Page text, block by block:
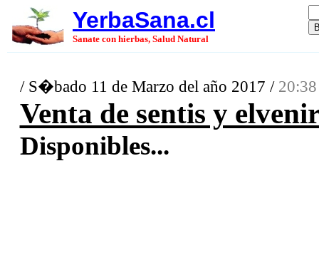
YerbaSana.cl
Sanate con hierbas, Salud Natural
/ S�bado 11 de Marzo del año 2017 /
Venta de sentis y
Disponibles...